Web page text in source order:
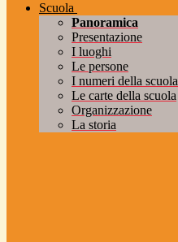
Scuola
Panoramica
Presentazione
I luoghi
Le persone
I numeri della scuola
Le carte della scuola
Organizzazione
La storia